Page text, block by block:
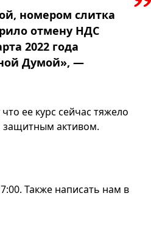
номером слитка
отмену НДС
2022 года
Думой», —
ее курс сейчас тяжело
защитным активом.
Также написать нам в